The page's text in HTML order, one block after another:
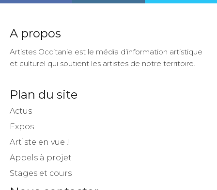
A propos
Artistes Occitanie est le média d’information artistique
et culturel qui soutient les artistes de notre territoire.
Plan du site
Actus
Expos
Artiste en vue !
Appels à projet
Stages et cours